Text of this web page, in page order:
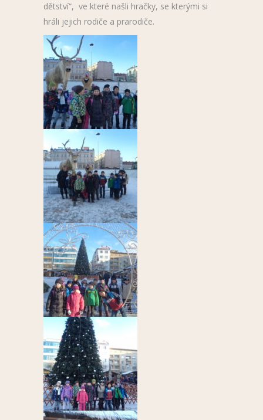
dětství“, ve které našli hračky, se kterými si
hráli jejich rodiče a prarodiče.